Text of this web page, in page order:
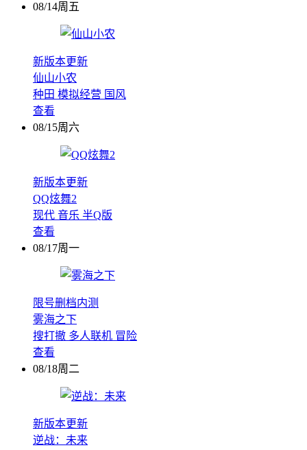
08/14周五
新版本更新
仙山小农
种田 模拟经营 国风
查看
08/15周六
新版本更新
QQ炫舞2
现代 音乐 半Q版
查看
08/17周一
限号删档内测
雾海之下
搜打撤 多人联机 冒险
查看
08/18周二
新版本更新
逆战：未来